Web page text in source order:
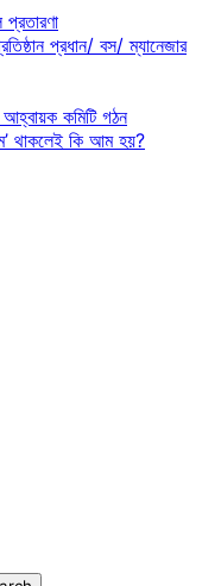
প্রধান/ বস/ ম্যানেজার
আহ্বায়ক কমিটি গঠন
থাকলেই কি আম হয়?